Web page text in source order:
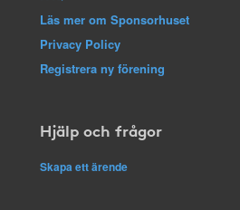
Läs mer om Sponsorhuset
Privacy Policy
Registrera ny förening
Hjälp och frågor
Skapa ett ärende